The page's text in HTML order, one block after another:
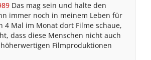
Das mag sein und halte den
immer noch in meinem Leben für
4 Mal im Monat dort Filme schaue,
dass diese Menschen nicht auch
Filmproduktionen